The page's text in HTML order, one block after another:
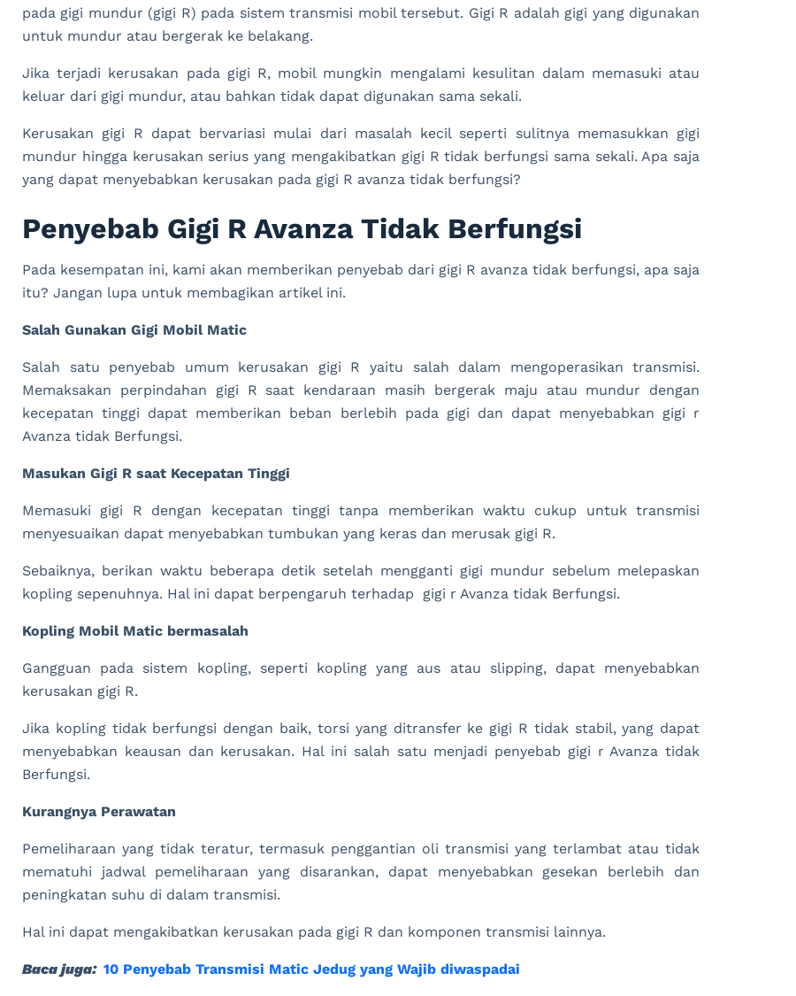
pada gigi mundur (gigi R) pada sistem transmisi mobil tersebut. Gigi R adalah gigi yang digunakan
untuk mundur atau bergerak ke belakang.
Jika terjadi kerusakan pada gigi R, mobil mungkin mengalami kesulitan dalam memasuki atau
keluar dari gigi mundur, atau bahkan tidak dapat digunakan sama sekali.
Kerusakan gigi R dapat bervariasi mulai dari masalah kecil seperti sulitnya memasukkan gigi
mundur hingga kerusakan serius yang mengakibatkan gigi R tidak berfungsi sama sekali. Apa saja
yang dapat menyebabkan kerusakan pada gigi R avanza tidak berfungsi?
Penyebab Gigi R Avanza Tidak Berfungsi
Pada kesempatan ini, kami akan memberikan penyebab dari gigi R avanza tidak berfungsi, apa saja
itu? Jangan lupa untuk membagikan artikel ini.
Salah Gunakan Gigi Mobil Matic
Salah satu penyebab umum kerusakan gigi R yaitu salah dalam mengoperasikan transmisi.
Memaksakan perpindahan gigi R saat kendaraan masih bergerak maju atau mundur dengan
kecepatan tinggi dapat memberikan beban berlebih pada gigi dan dapat menyebabkan gigi r
Avanza tidak Berfungsi.
Masukan Gigi R saat Kecepatan Tinggi
Memasuki gigi R dengan kecepatan tinggi tanpa memberikan waktu cukup untuk transmisi
menyesuaikan dapat menyebabkan tumbukan yang keras dan merusak gigi R.
Sebaiknya, berikan waktu beberapa detik setelah mengganti gigi mundur sebelum melepaskan
kopling sepenuhnya. Hal ini dapat berpengaruh terhadap gigi r Avanza tidak Berfungsi.
Kopling Mobil Matic bermasalah
Gangguan pada sistem kopling, seperti kopling yang aus atau slipping, dapat menyebabkan
kerusakan gigi R.
Jika kopling tidak berfungsi dengan baik, torsi yang ditransfer ke gigi R tidak stabil, yang dapat
menyebabkan keausan dan kerusakan. Hal ini salah satu menjadi penyebab gigi r Avanza tidak
Berfungsi.
Kurangnya Perawatan
Pemeliharaan yang tidak teratur, termasuk penggantian oli transmisi yang terlambat atau tidak
mematuhi jadwal pemeliharaan yang disarankan, dapat menyebabkan gesekan berlebih dan
peningkatan suhu di dalam transmisi.
Hal ini dapat mengakibatkan kerusakan pada gigi R dan komponen transmisi lainnya.
Baca juga: 10 Penyebab Transmisi Matic Jedug yang Wajib diwaspadai